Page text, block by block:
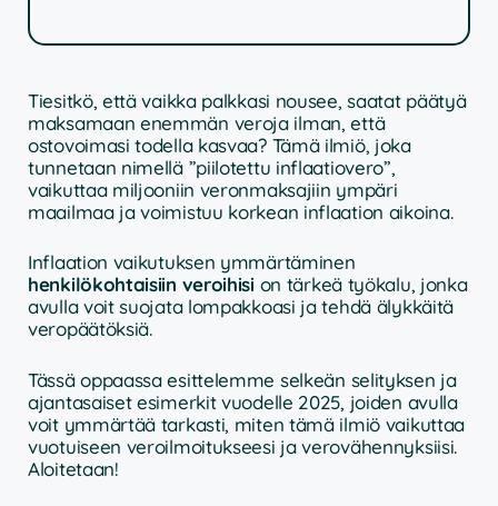
Tiesitkö, että vaikka palkkasi nousee, saatat päätyä
maksamaan enemmän veroja ilman, että
ostovoimasi todella kasvaa? Tämä ilmiö, joka
tunnetaan nimellä ”piilotettu inflaatiovero”,
vaikuttaa miljooniin veronmaksajiin ympäri
maailmaa ja voimistuu korkean inflaation aikoina.
Inflaation vaikutuksen ymmärtäminen
henkilökohtaisiin veroihisi on tärkeä työkalu, jonka
avulla voit suojata lompakkoasi ja tehdä älykkäitä
veropäätöksiä.
Tässä oppaassa esittelemme selkeän selityksen ja
ajantasaiset esimerkit vuodelle 2025, joiden avulla
voit ymmärtää tarkasti, miten tämä ilmiö vaikuttaa
vuotuiseen veroilmoitukseesi ja verovähennyksiisi.
Aloitetaan!